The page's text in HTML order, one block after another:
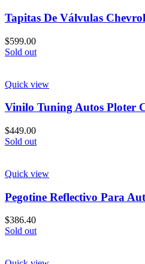
Tapitas De Válvulas
$599.00
Sold out
Quick view
Vinilo Tuning Autos Ploter
$449.00
Sold out
Quick view
Pegotine Reflectivo Para
$386.40
Sold out